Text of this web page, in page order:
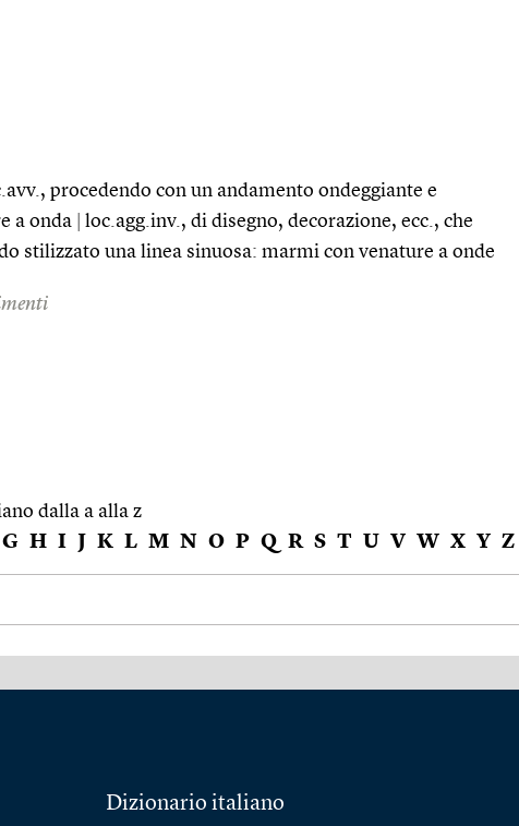
, procedendo con un andamento ondeggiante e
a onda
loc.agg.inv., di disegno, decorazione, ecc., che
stilizzato una linea sinuosa: marmi con venature a onde
dalla a alla z
G H I J K L M N O P Q R S T U V W X Y Z
Dizionario italiano